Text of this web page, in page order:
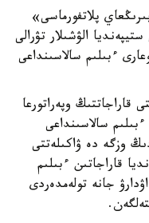
پلاتفورماسى»
الۋشىلار تۋرالى
ءبىلىم سالاسىنداعى
قاراجاتتىڭ وپەراتورعا
سالاسىنداعى
وزگە دە ۋاكىلەتتى
قاراجاتىن ءبىلىم
جانە تولەمدەردى